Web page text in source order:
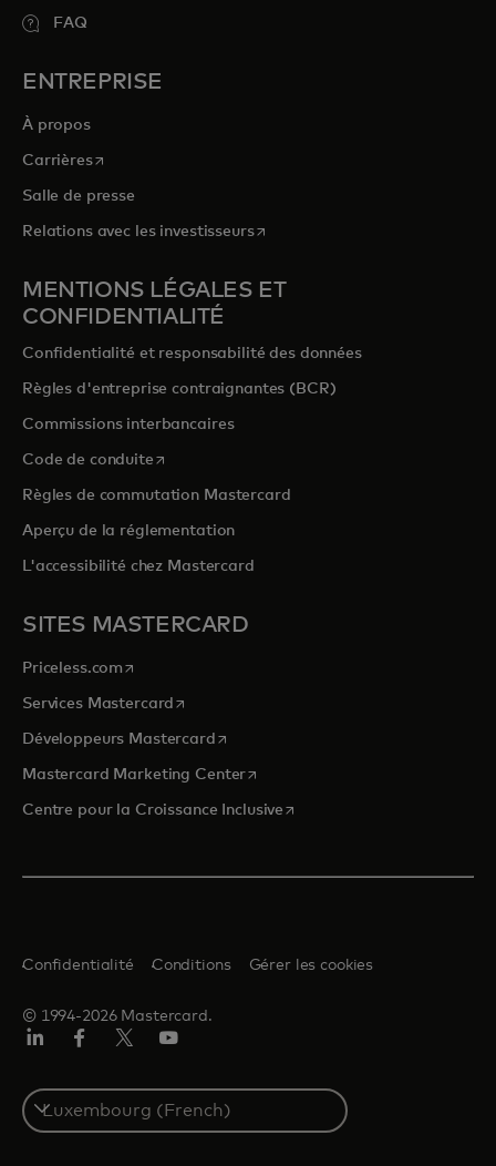
FAQ
ENTREPRISE
À propos
Carrièress’ouvre dans un nouvel onglet
Salle de presse
Relations avec les investisseurss’ouvre dans un nouvel onglet
MENTIONS LÉGALES ET
CONFIDENTIALITÉ
Confidentialité et responsabilité des données
Règles d'entreprise contraignantes (BCR)
Commissions interbancaires
Code de conduites’ouvre dans un nouvel onglet
Règles de commutation Mastercard
Aperçu de la réglementation
L'accessibilité chez Mastercard
SITES MASTERCARD
Priceless.com s’ouvre dans un nouvel onglet
Services Mastercard s’ouvre dans un nouvel onglet
Développeurs Mastercards’ouvre dans un nouvel onglet
Mastercard Marketing Centers’ouvre dans un nouvel onglet
Centre pour la Croissance Inclusive s’ouvre dans un nouvel
© 1994-2026 Mastercard.
Confidentialité Conditions Gérer les cookies
Select
a
country